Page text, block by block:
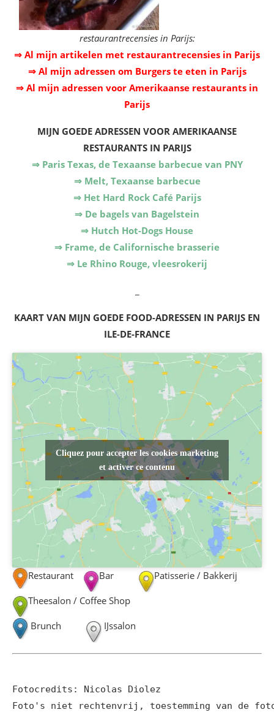
restaurantrecensies in Parijs:
⇒ Al mijn artikelen met restaurantrecensies in Parijs
⇒ Al mijn adressen om Burgers te eten in Parijs
⇒ Al mijn adressen voor Amerikaanse restaurants in
Parijs
MIJN GOEDE ADRESSEN VOOR AMERIKAANSE
RESTAURANTS IN PARIJS
⇒ Paris Texas, de Texaanse barbecue van PNY
⇒ Melt, Texaanse barbecue
⇒ Het Hard Rock Café Parijs
⇒ De bagels van Bagelstein
⇒ Hutch Hot-Dogs House
⇒ Frame, de Californische brasserie
⇒ Le Rhino Rouge, vleesrokerij
KAART VAN MIJN GOEDE FOOD-ADRESSEN IN PARIJS EN
ILE-DE-FRANCE
Cliquez pour accepter les cookies marketing
et activer ce contenu
Restaurant Bar Patisserie / Bakkerij
Theesalon / Coffee Shop
Brunch IJssalon
Fotocredits: Nicolas Diolez
Foto's niet rechtenvrij, toestemming van de